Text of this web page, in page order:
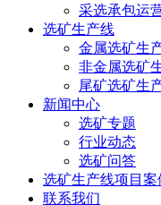
采选承包运
选矿生产线
金属选矿生
非金属选矿
尾矿选矿生
新闻中心
选矿专题
行业动态
选矿问答
选矿生产线项目案
联系我们